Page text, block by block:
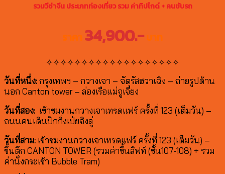
รวมวีซ่าจีน ประเภทท่องเที่ยว รวม ค่าทิปไกด์ + คนขับรถ
ราคา 34,900.-บาท
✧✧✧✧✧✧✧✧✧✧✧✧✧✧✧✧✧✧✧
วันที่หนึ่ง:กรุงเทพฯ – กวางเจา – จัตุรัสฮวาเฉิง – ถ่ายรูปด้าน
นอก Canton tower – ล่องเรือแม่จูเจียง
วันที่สอง: เข้าชมงานกวางเจาเทรดแฟร์ ครั้งที่ 123 (เต็มวัน) –
ถนนคนเดินปักกิ่งเป่ยจิงลู่
วันที่สาม: เข้าชมงานกวางเจาเทรดแฟร์ ครั้งที่ 123 (เต็มวัน) –
ขึ้นตึก CANTON TOWER (รวมค่าขึ้นลิฟท์ (ชั้น107-108) + รวม
ค่านั่งกระเช้า Bubble Tram)